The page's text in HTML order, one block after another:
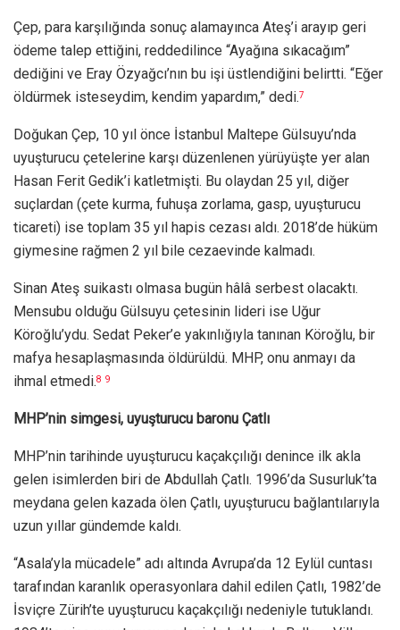
Çep, para karşılığında sonuç alamayınca Ateş’i arayıp geri
ödeme talep ettiğini, reddedilince “Ayağına sıkacağım”
dediğini ve Eray Özyağcı’nın bu işi üstlendiğini belirtti. “Eğer
öldürmek isteseydim, kendim yapardım,” dedi.7
Doğukan Çep, 10 yıl önce İstanbul Maltepe Gülsuyu’nda
uyuşturucu çetelerine karşı düzenlenen yürüyüşte yer alan
Hasan Ferit Gedik’i katletmişti. Bu olaydan 25 yıl, diğer
suçlardan (çete kurma, fuhuşa zorlama, gasp, uyuşturucu
ticareti) ise toplam 35 yıl hapis cezası aldı. 2018’de hüküm
giymesine rağmen 2 yıl bile cezaevinde kalmadı.
Sinan Ateş suikastı olmasa bugün hâlâ serbest olacaktı.
Mensubu olduğu Gülsuyu çetesinin lideri ise Uğur
Köroğlu’ydu. Sedat Peker’e yakınlığıyla tanınan Köroğlu, bir
mafya hesaplaşmasında öldürüldü. MHP, onu anmayı da
ihmal etmedi.8 9
MHP’nin simgesi, uyuşturucu baronu Çatlı
MHP’nin tarihinde uyuşturucu kaçakçılığı denince ilk akla
gelen isimlerden biri de Abdullah Çatlı. 1996’da Susurluk’ta
meydana gelen kazada ölen Çatlı, uyuşturucu bağlantılarıyla
uzun yıllar gündemde kaldı.
“Asala’yla mücadele” adı altında Avrupa’da 12 Eylül cuntası
tarafından karanlık operasyonlara dahil edilen Çatlı, 1982’de
İsviçre Zürih’te uyuşturucu kaçakçılığı nedeniyle tutuklandı.